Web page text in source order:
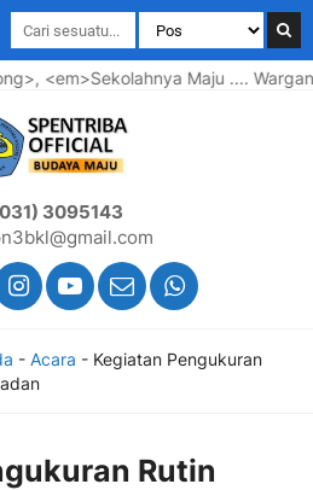
Maju .... Warganya
3095143
- Acara - Kegiatan Pengukuran
Rutin